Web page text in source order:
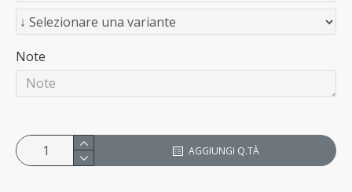
Note
AGGIUNGI Q.TÀ